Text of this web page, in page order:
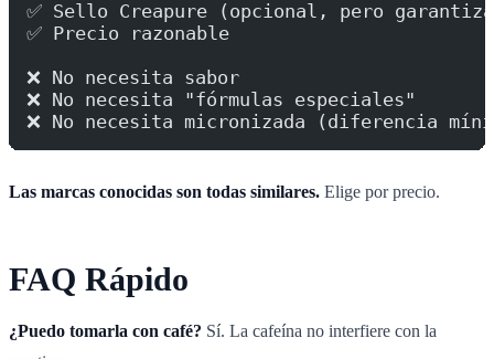
✅ Sello Creapure (opcional, pero
✅ Precio razonable
❌ No necesita sabor
❌ No necesita "fórmulas especiales"
❌ No necesita micronizada (diferencia
Las marcas conocidas son todas similares. Elige por precio.
FAQ Rápido
¿Puedo tomarla con café? Sí. La cafeína no interfiere con la